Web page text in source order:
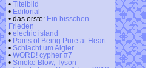
• Titelbild
• Editorial
• das erste: Ein bisschen
Frieden
• electric island
• Pains of Being Pure at Heart
• Schlacht um Algier
• WORD! cypher #7
• Smoke Blow, Tyson